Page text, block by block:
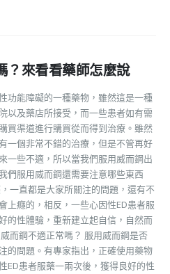
？來看看藥師怎麼說
功能障礙的一種藥物，雖然這是一種
以及藥店所接受，而一些患者如有需
買渠道進行購買從而得到治療。雖然
一個非常不錯的治療，但是不管再好
一些不適，所以當我們服用威而鋼出
們服用威而鋼還需要注意哪些東西
一直都是大家所關注的問題，還有不
上癮的，相反，一些心因性ED患者服
的性體驗，重新建立起自信，自然而
而鋼不適正常嗎？ 服用威而鋼是否
的問題。有專家指出，正確使用藥物
ED患者服藥一兩次後，獲得良好的性